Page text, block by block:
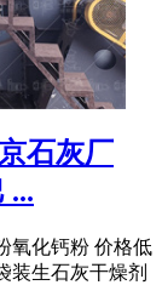
石灰厂
...
氧化钙粉 价格低
装生石灰干燥剂